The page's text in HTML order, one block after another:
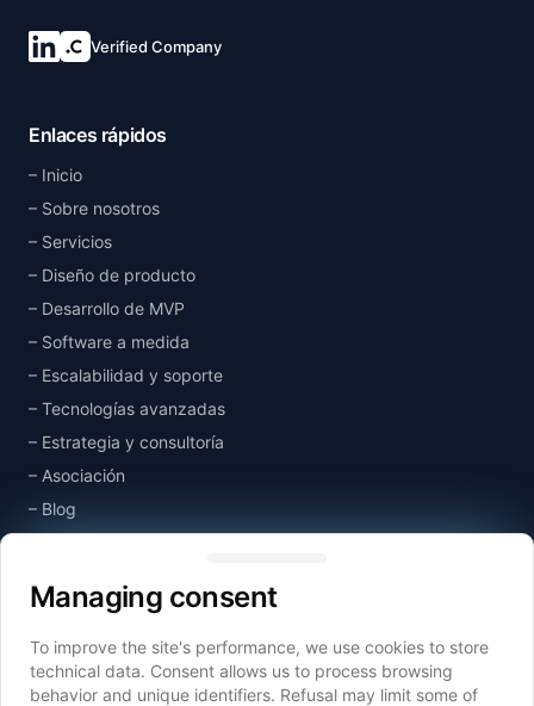
Conéctate en LinkedIn.
Verified Company
Enlaces rápidos
Inicio
Sobre nosotros
Servicios
Diseño de producto
Desarrollo de MVP
Software a medida
Escalabilidad y soporte
Tecnologías avanzadas
Estrategia y consultoría
Asociación
Blog
Empresas del grupo
Idealogic
Managing consent
Managing consent
To improve the site's performance, we use cookies to store
technical data. Consent allows us to process browsing
behavior and unique identifiers. Refusal may limit some of